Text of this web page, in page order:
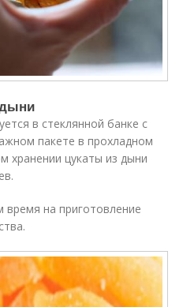
в стеклянной банке с
пакете в прохладном
хранении цукаты из дыни
на приготовление